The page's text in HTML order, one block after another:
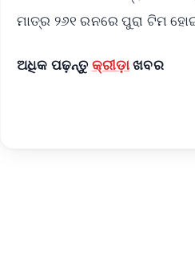
ମାତ୍ର ୨୬୧ ରନରେ ପୁରା ଟିମ
ଅଧିକ ପଢ଼ନ୍ତୁ କ୍ରୀଡ଼ାଖବର